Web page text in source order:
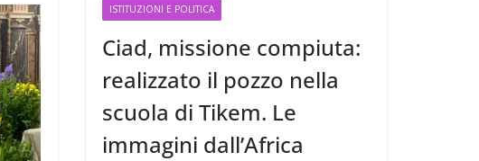
ISTITUZIONI E POLITICA
Ciad, missione compiuta:
realizzato il pozzo nella
scuola di Tikem. Le
immagini dall’Africa